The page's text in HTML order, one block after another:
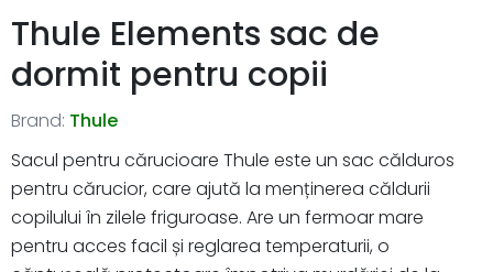
Thule Elements sac de
dormit pentru copii
Brand: Thule
Sacul pentru cărucioare Thule este un sac călduros
pentru cărucior, care ajută la menținerea căldurii
copilului în zilele friguroase. Are un fermoar mare
pentru acces facil și reglarea temperaturii, o